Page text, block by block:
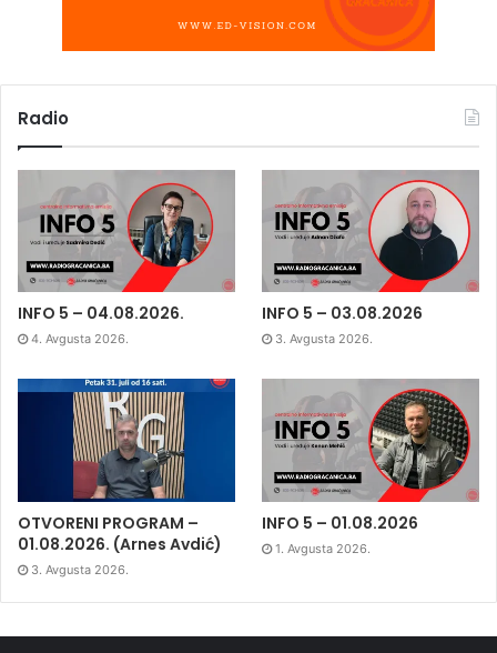
Radio
INFO 5 – 04.08.2026.
4. Avgusta 2026.
INFO 5 – 03.08.2026
3. Avgusta 2026.
OTVORENI PROGRAM –
01.08.2026. (Arnes Avdić)
3. Avgusta 2026.
INFO 5 – 01.08.2026
1. Avgusta 2026.